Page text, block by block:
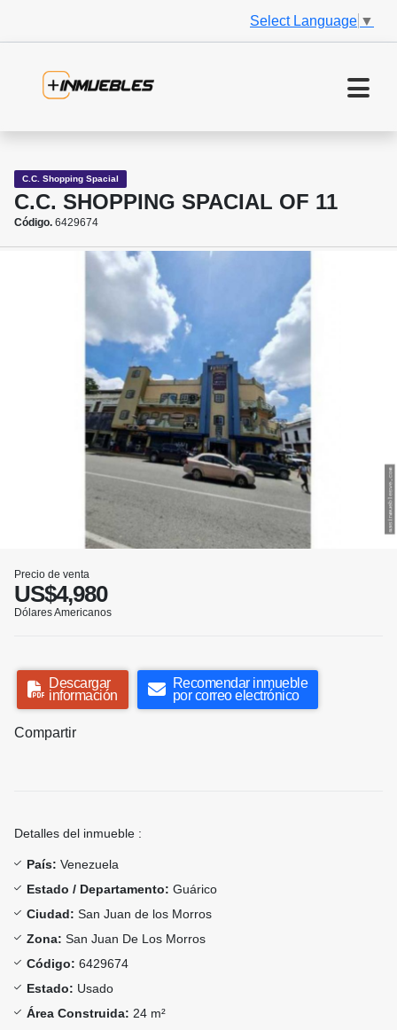
Select Language ▼
C.C. Shopping Spacial
C.C. SHOPPING SPACIAL OF 11
Código. 6429674
Precio de venta
US$4,980
Dólares Americanos
Descargar
información
Recomendar inmueble
por correo electrónico
Compartir
Detalles del inmueble :
País: Venezuela
Estado / Departamento: Guárico
Ciudad: San Juan de los Morros
Zona: San Juan De Los Morros
Código: 6429674
Estado: Usado
Área Construida: 24 m²